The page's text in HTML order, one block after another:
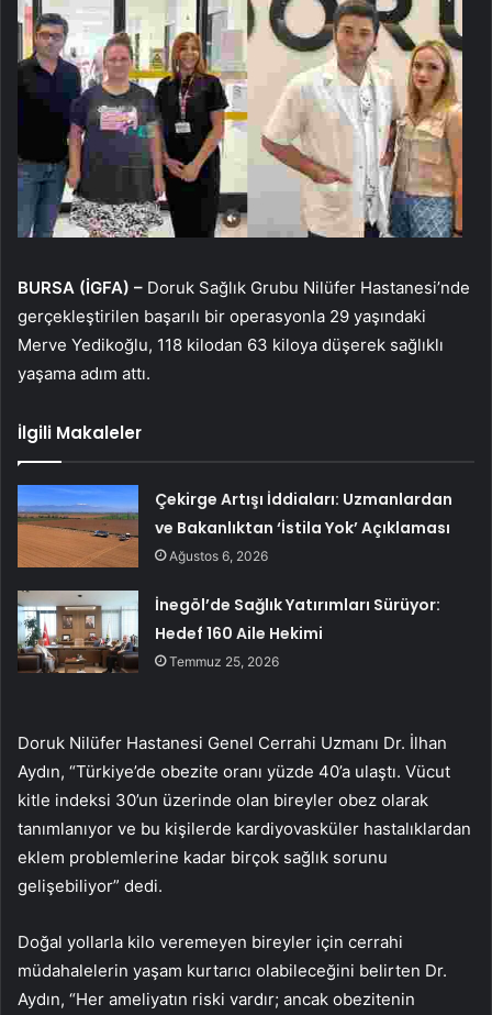
BURSA (İGFA) – Doruk Sağlık Grubu Nilüfer Hastanesi’nde
gerçekleştirilen başarılı bir operasyonla 29 yaşındaki
Merve Yedikoğlu, 118 kilodan 63 kiloya düşerek sağlıklı
yaşama adım attı.
İlgili Makaleler
Çekirge Artışı İddiaları: Uzmanlardan
ve Bakanlıktan ‘İstila Yok’ Açıklaması
Ağustos 6, 2026
İnegöl’de Sağlık Yatırımları Sürüyor:
Hedef 160 Aile Hekimi
Temmuz 25, 2026
Doruk Nilüfer Hastanesi Genel Cerrahi Uzmanı Dr. İlhan
Aydın, “Türkiye’de obezite oranı yüzde 40’a ulaştı. Vücut
kitle indeksi 30’un üzerinde olan bireyler obez olarak
tanımlanıyor ve bu kişilerde kardiyovasküler hastalıklardan
eklem problemlerine kadar birçok sağlık sorunu
gelişebiliyor” dedi.
Doğal yollarla kilo veremeyen bireyler için cerrahi
müdahalelerin yaşam kurtarıcı olabileceğini belirten Dr.
Aydın, “Her ameliyatın riski vardır; ancak obezitenin